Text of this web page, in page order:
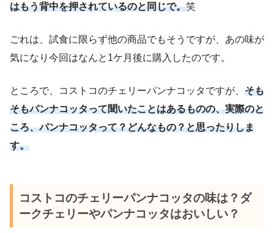
はもう背中を押されているのと同じで。笑
ごれは、試食に限らず他の商品でもそうですが、あの味が
気になり今回はなんと1ケ月後に購入したのです。
ところで、コストコのチェリーパンナコッタですが、 そも
そもパンナコッタって聞いたことはあるものの、実際のと
ころ、パンナコッタって？どんなもの？と思ったりしま
す。
コストコのチェリーパンナコッタの味は？ダ
ークチェリーやパンナコッタはおいしい？